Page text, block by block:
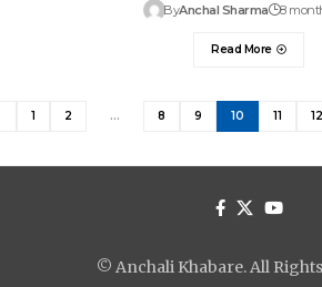
ByAnchal Sharma 8
Read More
1 2 … 8 9 10 11 12
© Anchali Khabare. All